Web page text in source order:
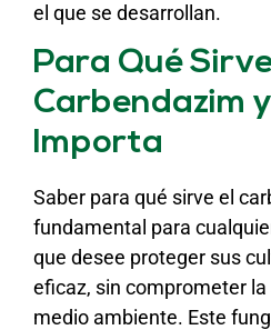
el que se desarrollan.
Para Qué
Carbendazim
Importa
Saber para qué sirve el
fundamental para
que desee proteger sus
eficaz, sin comprometer
medio ambiente. Este